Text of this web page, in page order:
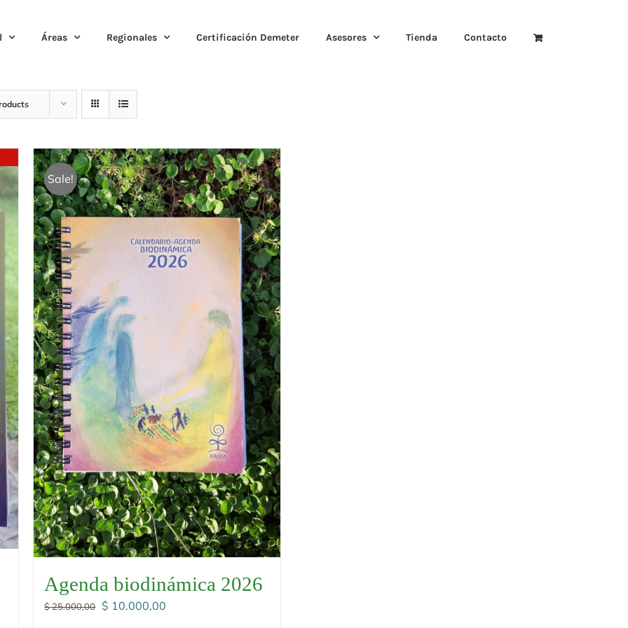
Áreas Regionales Certificación Demeter Asesores Tienda Contacto
Sale!
Agenda biodinámica 2026
$25.000,00
El
$ 10.000,00